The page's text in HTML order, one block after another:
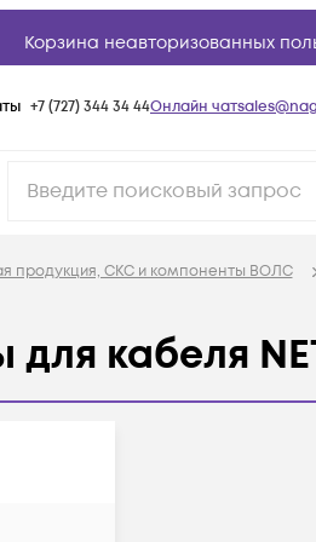
Корзина неавторизованных
+7 (727) 344 34 44Онлайн чат
продукция, СКС и компоненты ВОЛС
кабеля